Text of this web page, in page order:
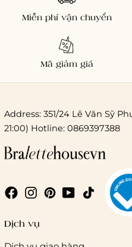
Chi phí giao hàng
Giao hàng trong ngày (hoả
Miễn phí vận chuyển
Mã giảm giá
Address: 351/24 Lê Văn Sỹ
21:00) Hotline: 0869397388
Dịch vụ